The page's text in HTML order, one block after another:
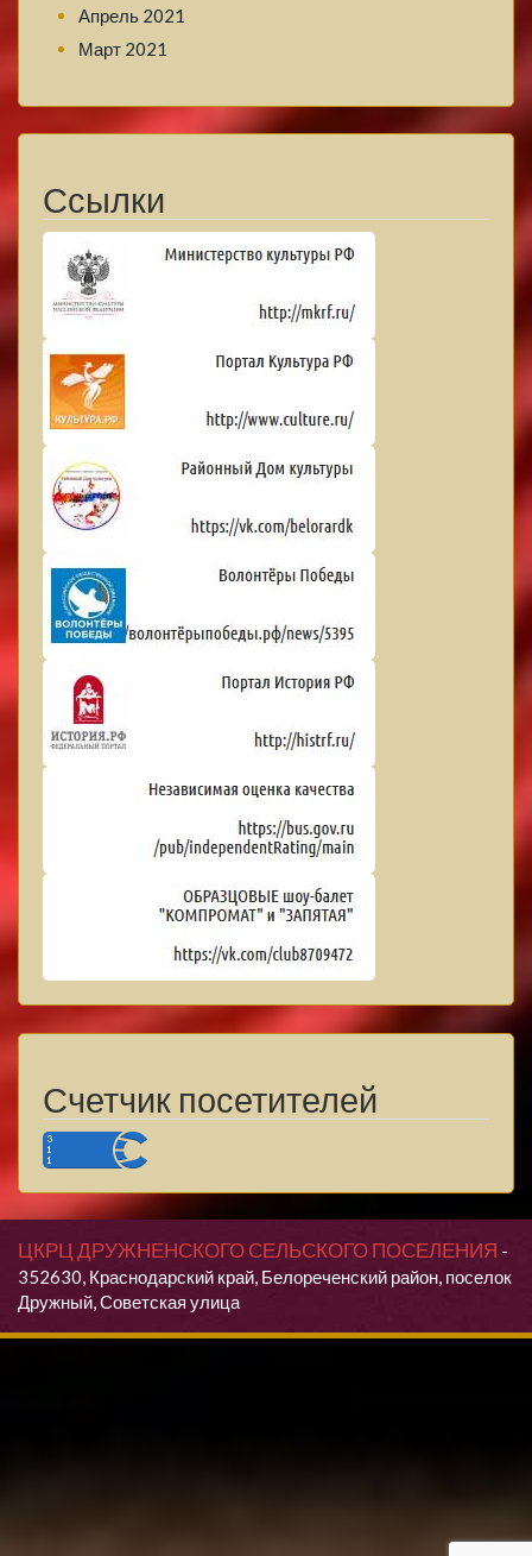
Апрель 2021
Март 2021
Ссылки
Счетчик посетителей
ЦКРЦ ДРУЖНЕНСКОГО СЕЛЬСКОГО ПОСЕЛЕНИЯ -
352630, Краснодарский край, Белореченский район, поселок
Дружный, Советская улица